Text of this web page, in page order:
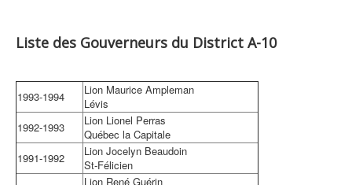
Liste des Gouverneurs du District A-10
1993-1994
Lion Maurice Ampleman
Lévis
1992-1993
Lion Lionel Perras
Québec la Capitale
1991-1992
Lion Jocelyn Beaudoin
St-Félicien
Lion René Guérin